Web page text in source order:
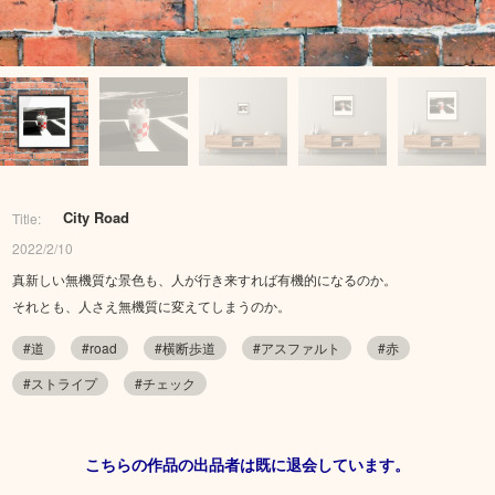
Title: City Road
2022/2/10
真新しい無機質な景色も、人が行き来すれば有機的になるのか。
それとも、人さえ無機質に変えてしまうのか。
#道 #road #横断歩道 #アスファルト
#赤
#ストライプ
#チェック
こちらの作品の出品者は既に退会しています。